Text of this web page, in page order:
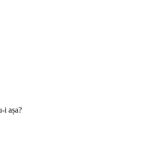
i așa?